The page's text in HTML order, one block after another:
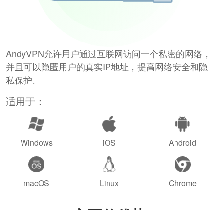
AndyVPN允许用户通过互联网访问一个私密的网络，
并且可以隐匿用户的真实IP地址，提高网络安全和隐
私保护。
适用于：
Windows iOS Android
macOS Linux Chrome